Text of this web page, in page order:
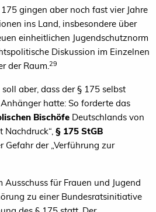
gingen aber noch fast vier Jahre
ins Land, insbesondere über
einheitlichen Jugendschutznorm
Diskussion im Einzelnen
der Raum.29
aber, dass der § 175 selbst
hatte: So forderte das
Bischöfe Deutschlands von
Nachdruck“, § 175 StGB
Gefahr der „Verführung zur
für Frauen und Jugend
zu einer Bundesratsinitiative